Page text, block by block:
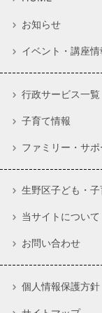
お知らせ
イベント・講座情
行政サービス一覧
子育て情報
ファミリー・サ
生野区子ども・
当サイトについて
お問い合わせ
個人情報保護方針